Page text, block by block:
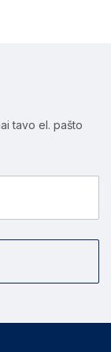
tavo el. pašto